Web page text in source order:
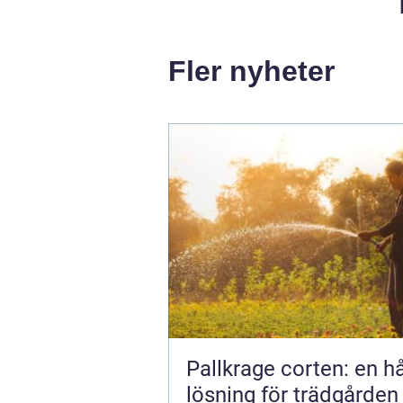
Fler nyheter
Pallkrage corten: en
lösning för trädgården